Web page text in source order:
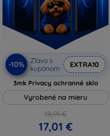
-10%
Zľava s
kupónom
EXTRA10
3mk Privacy ochranné sklo
Vyrobené na mieru
18,91 €
17,01 €